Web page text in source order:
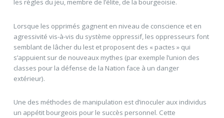
les règles du jeu, membre de l’élite, de la bourgeoisie.
Lorsque les opprimés gagnent en niveau de conscience et en
agressivité vis-à-vis du système oppressif, les oppresseurs font
semblant de lâcher du lest et proposent des « pactes » qui
s’appuient sur de nouveaux mythes (par exemple l’union des
classes pour la défense de la Nation face à un danger
extérieur).
Une des méthodes de manipulation est d’inoculer aux individus
un appétit bourgeois pour le succès personnel. Cette